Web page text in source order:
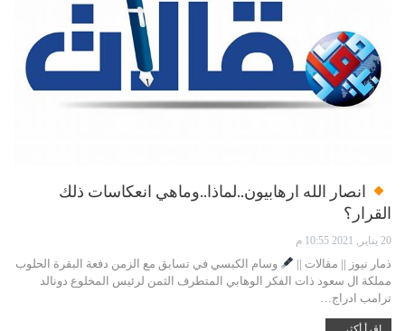
انصار الله ارهابيون..لماذا..وماهي انعكاسات ذلك
القرار؟
20 يناير, 2021 10:55 م
ذمار نيوز || مقالات ||
وسام الكبسي في تسابق مع الزمن دفعة البقرة الحلوب
مملكة ال سعود ذات الفكر الوهابي المتطرف الثمن لرئيس المخلوع دونالد
ترامب ادراج…